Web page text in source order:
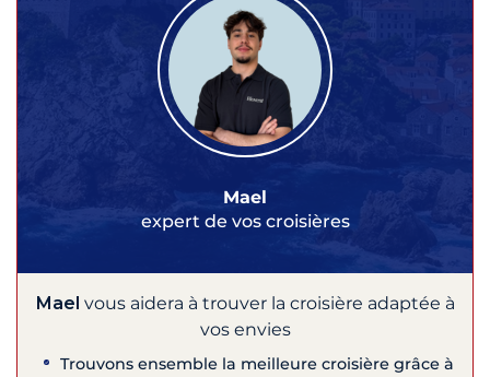
Mael
expert de vos croisières
Mael vous aidera à trouver la croisière adaptée à
vos envies
Trouvons ensemble la meilleure croisière grâce à